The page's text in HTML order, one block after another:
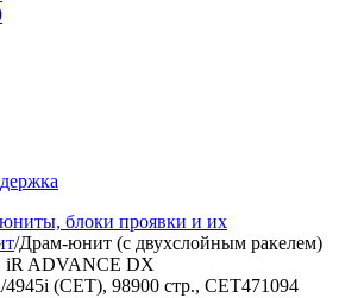
блоки проявки и их
/Драм-юнит (c двухслойным ракелем)
iR ADVANCE DX
(CET), 98900 стр., CET471094